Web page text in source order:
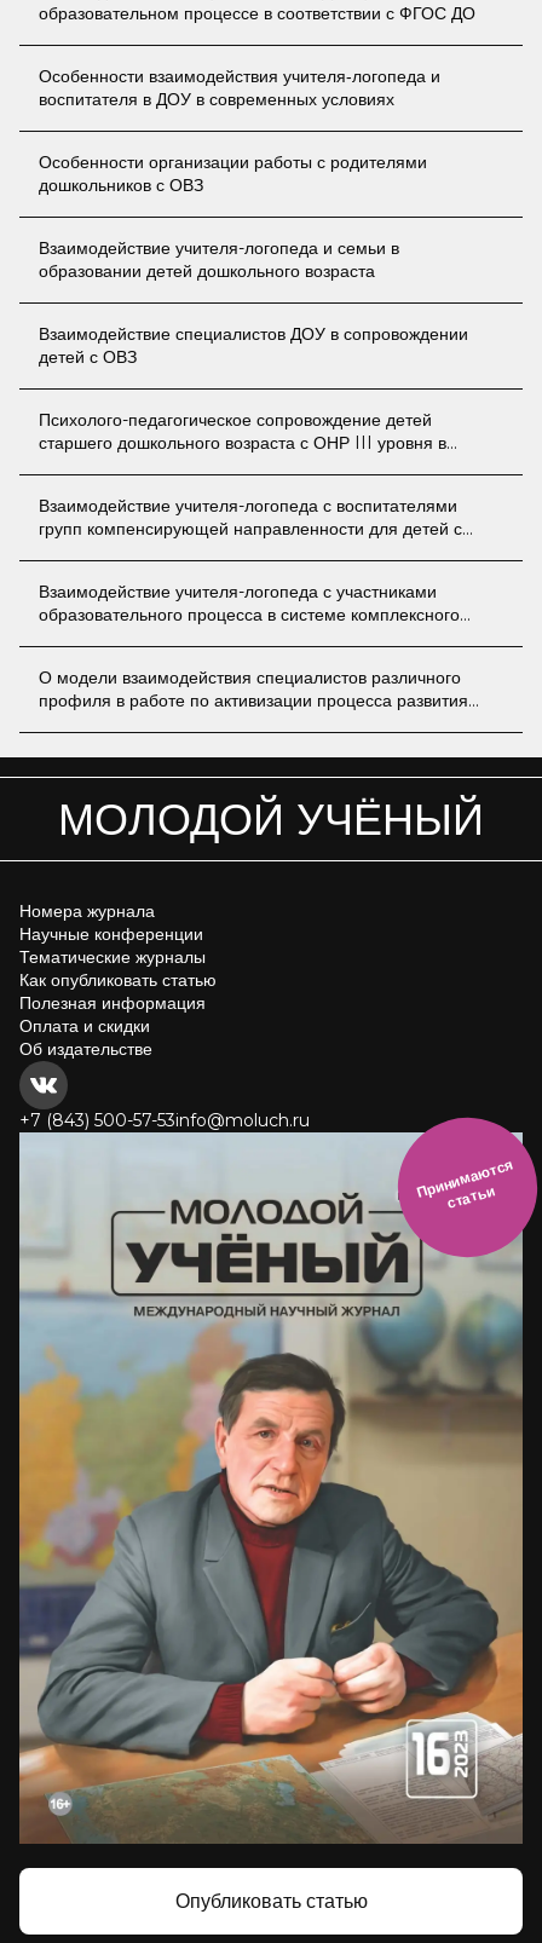
образовательном процессе в соответствии с ФГОС ДО
Особенности взаимодействия учителя‑логопеда и
воспитателя в ДОУ в современных условиях
Особенности организации работы с родителями
дошкольников с ОВЗ
Взаимодействие учителя-логопеда и семьи в
образовании детей дошкольного возраста
Взаимодействие специалистов ДОУ в сопровождении
детей с ОВЗ
Психолого-педагогическое сопровождение детей
старшего дошкольного возраста с ОНР III уровня в
Взаимодействие учителя-логопеда с воспитателями
групп компенсирующей направленности для детей с
Взаимодействие учителя-логопеда с участниками
образовательного процесса в системе комплексного
О модели взаимодействия специалистов различного
профиля в работе по активизации процесса развития
МОЛОДОЙ УЧЁНЫЙ
Номера журнала
Научные конференции
Тематические журналы
Как опубликовать статью
Полезная информация
Оплата и скидки
Об издательстве
+7 (843) 500-57-53info@moluch.ru
П
р
и
н
и
м
а
ют
с
я
ст
ат
ь
и
Опубликовать статью